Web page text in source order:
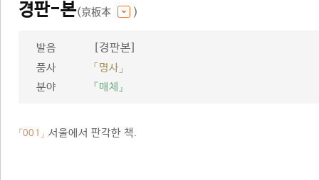
경판-본(京板本 )
발음 [경판본]
품사
「명사」
분야
『매체』
「001」 서울에서 판각한 책.